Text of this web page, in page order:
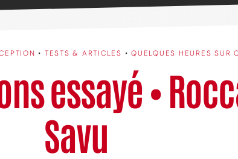
• TESTS & ARTICLES •QUELQUES HEURES SUR
essayé •
Savu